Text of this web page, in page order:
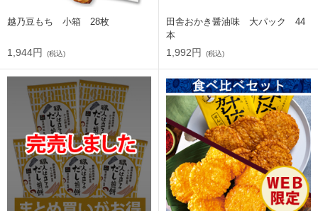
越乃豆もち 小箱 28枚
1,944円 (税込)
田舎おかき醤油味 大パック 44
本
1,992円 (税込)